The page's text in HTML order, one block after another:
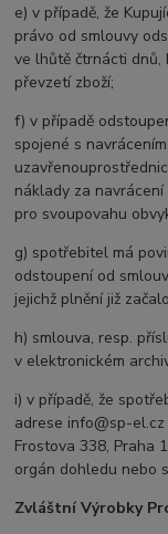
e) v případě, že
právo od smlouvy
ve lhůtě čtrnácti dnů,
převzetí zboží;
f) v případě
spojené s
uzavřenou
náklady za
pro svoupovahu
g) spotřebitel má
odstoupení od
jejichž plnění již
h) smlouva, resp.
v elektronickém
i) v případě, že
adrese info@sp-
Frostova338, Praha
orgán dohledu nebo
Zvláštní Výrobky